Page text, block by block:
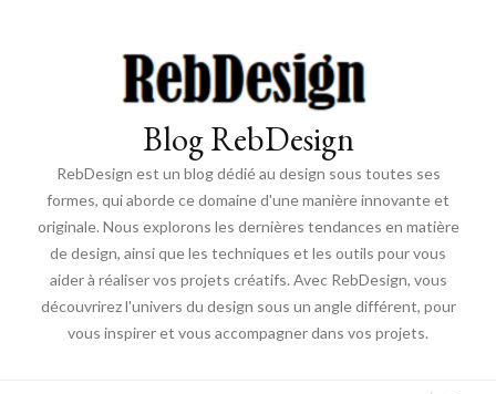
Blog RebDesign
RebDesign est un blog dédié au design sous toutes ses
formes, qui aborde ce domaine d'une manière innovante et
originale. Nous explorons les dernières tendances en matière
de design, ainsi que les techniques et les outils pour vous
aider à réaliser vos projets créatifs. Avec RebDesign, vous
découvrirez l'univers du design sous un angle différent, pour
vous inspirer et vous accompagner dans vos projets.